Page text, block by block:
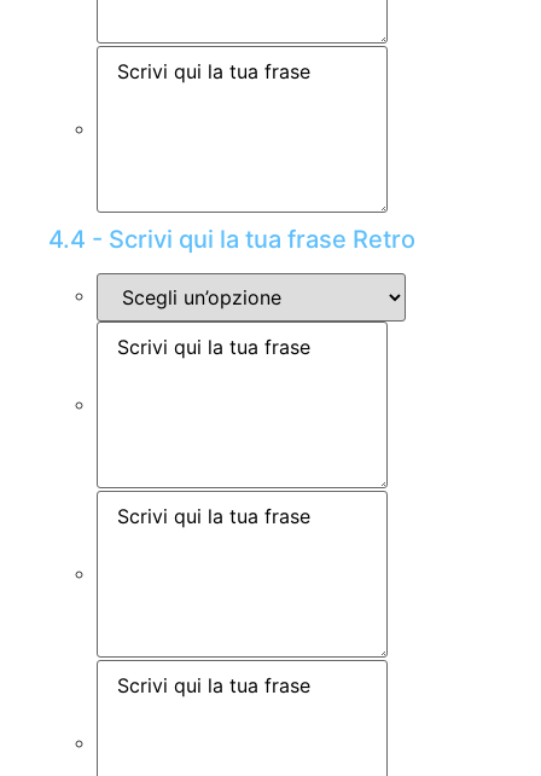
4.4 - Scrivi qui la tua frase Retro